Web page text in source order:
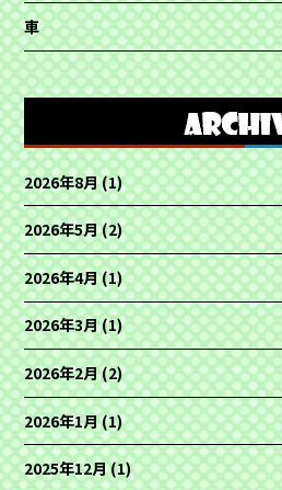
車
2026年8月(1)
2026年5月(2)
2026年4月(1)
2026年3月(1)
2026年2月(2)
2026年1月(1)
2025年12月(1)